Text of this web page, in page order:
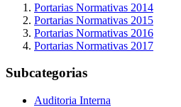
Portarias Normativas 2014
Portarias Normativas 2015
Portarias Normativas 2016
Portarias Normativas 2017
Subcategorias
Auditoria Interna